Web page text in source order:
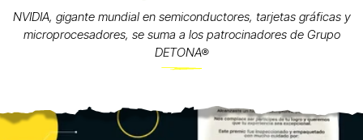
NVIDIA, gigante mundial en semiconductores, tarjetas gráficas y
microprocesadores, se suma a los patrocinadores de Grupo
DETONA®